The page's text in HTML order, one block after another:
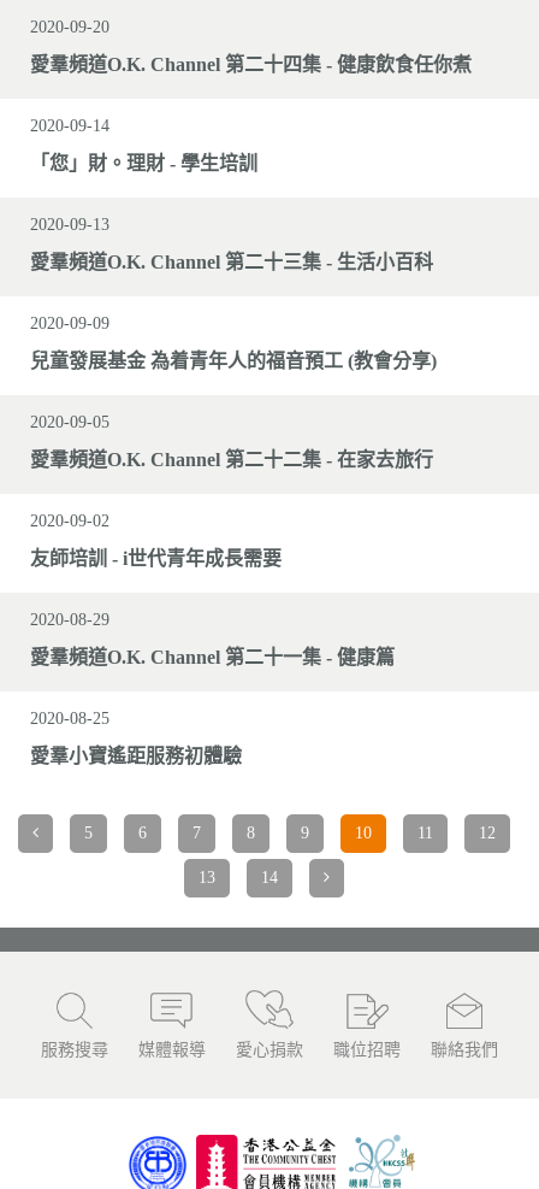
2020-09-20
愛羣頻道O.K. Channel 第二十四集 - 健康飲食任你煮
2020-09-14
「您」財。理財 - 學生培訓
2020-09-13
愛羣頻道O.K. Channel 第二十三集 - 生活小百科
2020-09-09
兒童發展基金 為着青年人的福音預工 (教會分享)
2020-09-05
愛羣頻道O.K. Channel 第二十二集 - 在家去旅行
2020-09-02
友師培訓 - i世代青年成長需要
2020-08-29
愛羣頻道O.K. Channel 第二十一集 - 健康篇
2020-08-25
愛羣小寶遙距服務初體驗
5 6 7 8 9 10 11 12
13 14
服務搜尋 媒體報導 愛心捐款 職位招聘 聯絡我們